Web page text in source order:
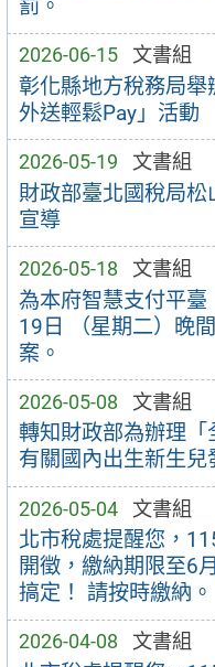
罰。
2026-06-15 文書組
彰化縣地方稅務局
外送輕鬆Pay」活動
2026-05-19 文書組
財政部臺北國稅局
宣導
2026-05-18 文書組
為本府智慧支付平
19日 （星期二）晚
案。
2026-05-08 文書組
轉知財政部為辦理
有關國內出生新生兒
2026-05-04 文書組
北市稅處提醒您，
開徵，繳納期限至6
搞定！ 請按時繳納。
2026-04-08 文書組